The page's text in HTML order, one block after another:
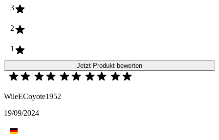
3
2
1
Jetzt Produkt bewerten
WileECoyote1952
19/09/2024